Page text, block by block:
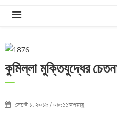
কুমিল্লা মুক্তিযুদ্ধের
সেপ্টে ১, ২০১৯ / ০৮:১১অপরাহ্ণ